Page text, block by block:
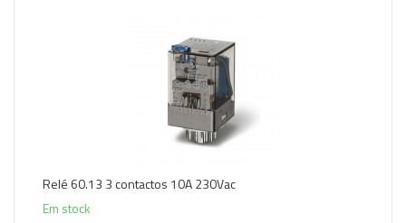
Relé 60.13 3 contactos 10A 230Vac
Em stock